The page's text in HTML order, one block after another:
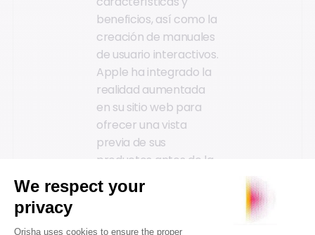
beneficios, así como la
creación de manuales
de usuario interactivos.
Apple ha integrado la
realidad aumentada
en su sitio web para
ofrecer una vista
previa de sus
productos antes de la
compra. Los clientes
pueden proyectar un
HomePod